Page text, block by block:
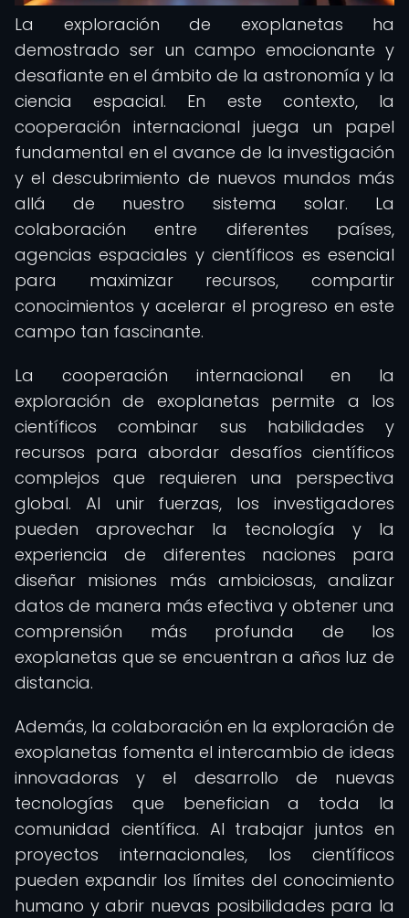
La exploración de exoplanetas ha
demostrado ser un campo emocionante y
desafiante en el ámbito de la astronomía y la
ciencia espacial. En este contexto, la
cooperación internacional juega un papel
fundamental en el avance de la investigación
y el descubrimiento de nuevos mundos más
allá de nuestro sistema solar. La
colaboración entre diferentes países,
agencias espaciales y científicos es esencial
para maximizar recursos, compartir
conocimientos y acelerar el progreso en este
campo tan fascinante.
La cooperación internacional en la
exploración de exoplanetas permite a los
científicos combinar sus habilidades y
recursos para abordar desafíos científicos
complejos que requieren una perspectiva
global. Al unir fuerzas, los investigadores
pueden aprovechar la tecnología y la
experiencia de diferentes naciones para
diseñar misiones más ambiciosas, analizar
datos de manera más efectiva y obtener una
comprensión más profunda de los
exoplanetas que se encuentran a años luz de
distancia.
Además, la colaboración en la exploración de
exoplanetas fomenta el intercambio de ideas
innovadoras y el desarrollo de nuevas
tecnologías que benefician a toda la
comunidad científica. Al trabajar juntos en
proyectos internacionales, los científicos
pueden expandir los límites del conocimiento
humano y abrir nuevas posibilidades para la